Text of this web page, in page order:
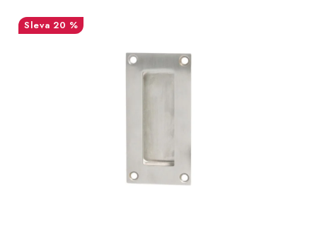
VRÁCENÍ ZBOŽÍ
20 %